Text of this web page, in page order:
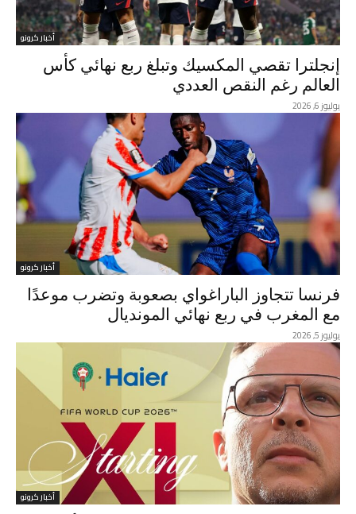
أخبار كرونو
إنجلترا تقصي المكسيك وتبلغ ربع نهائي كأس
العالم رغم النقص العددي
يوليوز 6, 2026
أخبار كرونو
فرنسا تتجاوز الباراغواي بصعوبة وتضرب موعدًا
مع المغرب في ربع نهائي المونديال
يوليوز 5, 2026
أخبار كرونو